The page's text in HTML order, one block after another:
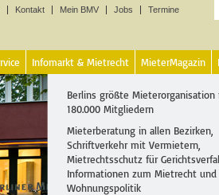
Kontakt Mein BMV Jobs Termine
Infomarkt & Mietrecht MieterMagazin
Berlins größte
180.000 Mitgliedern
Mieterberatung in allen Bezirken,
Schriftverkehr mit Vermietern,
Mietrechtsschutz für
Informationen zum Mietrecht und
Wohnungspolitik